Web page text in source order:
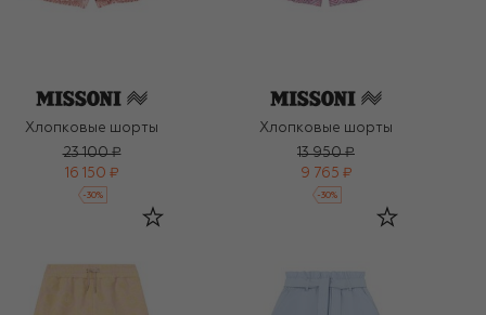
Хлопковые шорты
23 100 ₽
16 150 ₽
-30%
Хлопковые шорты
13 950 ₽
9 765 ₽
-30%